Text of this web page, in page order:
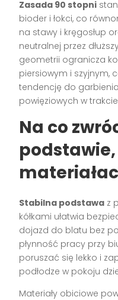
Zasada 90 stopni
bioder i łokci, co
na stawy i kręgosłup
neutralnej przez
geometrii ogranicza
piersiowym i szyjnym,
tendencję do
powięziowych w
Na co
podstawie,
Stabilna podstawa z
kółkami ułatwia
dojazd do blatu bez
płynność pracy przy
poruszać się lekko i
podłodze w pokoju
Materiały obiciowe